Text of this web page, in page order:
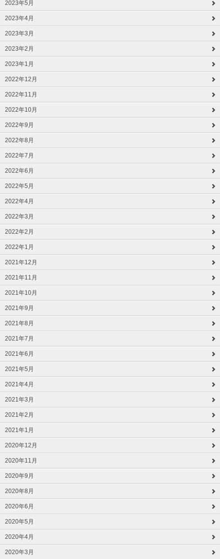
2023年5月
2023年4月
2023年3月
2023年2月
2023年1月
2022年12月
2022年11月
2022年10月
2022年9月
2022年8月
2022年7月
2022年6月
2022年5月
2022年4月
2022年3月
2022年2月
2022年1月
2021年12月
2021年11月
2021年10月
2021年9月
2021年8月
2021年7月
2021年6月
2021年5月
2021年4月
2021年3月
2021年2月
2021年1月
2020年12月
2020年11月
2020年9月
2020年8月
2020年6月
2020年5月
2020年4月
2020年3月